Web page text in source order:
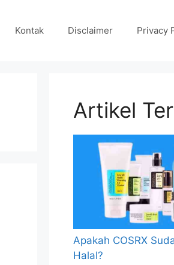
Kontak Disclaimer Privacy
Artikel
Apakah COSRX
Halal?